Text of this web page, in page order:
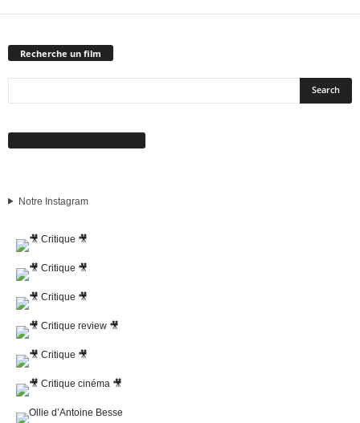
Recherche un film
Notre Instagram